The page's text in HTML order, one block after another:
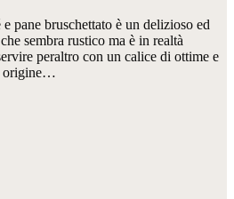
pane bruschettato è un delizioso ed
sembra rustico ma è in realtà
peraltro con un calice di ottime e
origine…